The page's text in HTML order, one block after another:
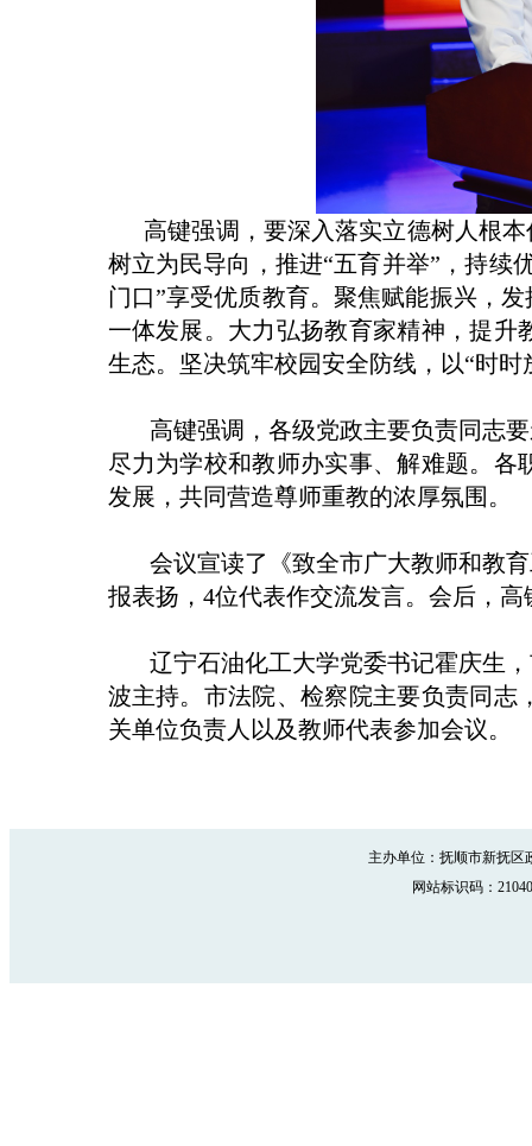
高键强调，要深入落实立德树人根本
树立为民导向，推进“五育并举”，持续
门口”享受优质教育。聚焦赋能振兴，
一体发展。大力弘扬教育家精神，提
生态。坚决筑牢校园安全防线，以“时
高键强调，各级党政主要负责同志要
尽力为学校和教师办实事、解难题。
发展，共同营造尊师重教的浓厚氛围。
会议宣读了《致全市广大教师和教育
报表扬，4位代表作交流发言。会后，
辽宁石油化工大学党委书记霍庆生
波主持。市法院、检察院主要负责同
关单位负责人以及教师代表参加会议。
主办单位：抚顺市新抚
网站标识码：